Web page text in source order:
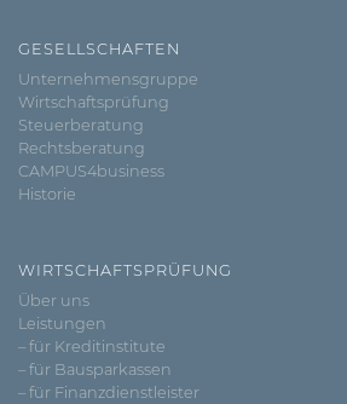
GESELLSCHAFTEN
Unternehmensgruppe
Wirtschaftsprüfung
Steuerberatung
Rechtsberatung
CAMPUS4business
Historie
WIRTSCHAFTSPRÜFUNG
Über uns
Leistungen
– für Kreditinstitute
– für Bausparkassen
– für Finanzdienstleister